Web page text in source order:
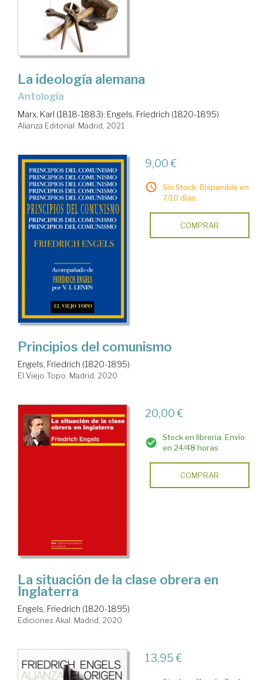
La ideología alemana
antología
Marx, Karl (1818-1883); Engels, Friedrich (1820-1895)
Alianza Editorial. Madrid, 2021
9,00 €
Sin Stock. Disponible en
7/10 días.
COMPRAR
Principios del comunismo
Engels, Friedrich (1820-1895)
El Viejo Topo. Madrid, 2020
20,00 €
Stock en librería. Envío
en 24/48 horas
COMPRAR
La situación de la clase obrera en
Inglaterra
Engels, Friedrich (1820-1895)
Ediciones Akal. Madrid, 2020
13,95 €